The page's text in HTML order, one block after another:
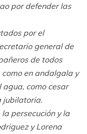
por defender las
por el
general de
de todos
en andalgala y
como cesar
jubilatoria.
persecución y la
y Lorena